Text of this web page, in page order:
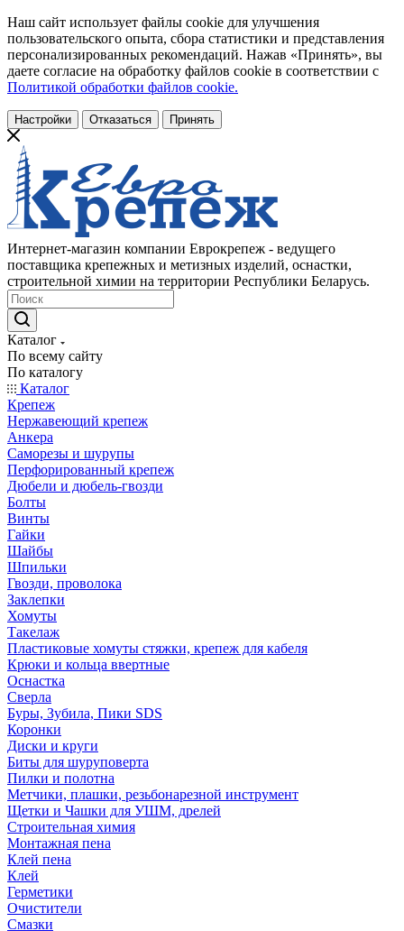
Наш сайт использует файлы cookie для улучшения
пользовательского опыта, сбора статистики и представления
персонализированных рекомендаций. Нажав «Принять», вы
даете согласие на обработку файлов cookie в соответствии с
Политикой обработки файлов cookie.
Настройки Отказаться Принять
Интернет-магазин компании Еврокрепеж - ведущего
поставщика крепежных и метизных изделий, оснастки,
строительной химии на территории Республики Беларусь.
Каталог
По всему сайту
По каталогу
Каталог
Крепеж
Нержавеющий крепеж
Анкера
Саморезы и шурупы
Перфорированный крепеж
Дюбели и дюбель-гвозди
Болты
Винты
Гайки
Шайбы
Шпильки
Гвозди, проволока
Заклепки
Хомуты
Такелаж
Пластиковые хомуты стяжки, крепеж для кабеля
Крюки и кольца ввертные
Оснастка
Сверла
Буры, Зубила, Пики SDS
Коронки
Диски и круги
Биты для шуруповерта
Пилки и полотна
Метчики, плашки, резьбонарезной инструмент
Щетки и Чашки для УШМ, дрелей
Строительная химия
Монтажная пена
Клей пена
Клей
Герметики
Очистители
Смазки